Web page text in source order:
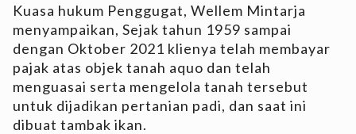
Kuasa hukum Penggugat, Wellem Mintarja
menyampaikan, Sejak tahun 1959 sampai
dengan Oktober 2021 klienya telah membayar
pajak atas objek tanah aquo dan telah
menguasai serta mengelola tanah tersebut
untuk dijadikan pertanian padi, dan saat ini
dibuat tambak ikan.